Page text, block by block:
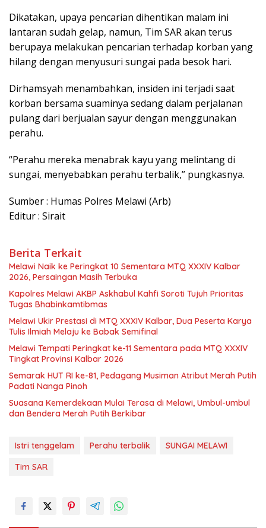
Dikatakan, upaya pencarian dihentikan malam ini
lantaran sudah gelap, namun, Tim SAR akan terus
berupaya melakukan pencarian terhadap korban yang
hilang dengan menyusuri sungai pada besok hari.
Dirhamsyah menambahkan, insiden ini terjadi saat
korban bersama suaminya sedang dalam perjalanan
pulang dari berjualan sayur dengan menggunakan
perahu.
“Perahu mereka menabrak kayu yang melintang di
sungai, menyebabkan perahu terbalik,” pungkasnya.
Sumber : Humas Polres Melawi (Arb)
Editur : Sirait
Berita Terkait
Melawi Naik ke Peringkat 10 Sementara MTQ XXXIV Kalbar
2026, Persaingan Masih Terbuka
Kapolres Melawi AKBP Askhabul Kahfi Soroti Tujuh Prioritas
Tugas Bhabinkamtibmas
Melawi Ukir Prestasi di MTQ XXXIV Kalbar, Dua Peserta Karya
Tulis Ilmiah Melaju ke Babak Semifinal
Melawi Tempati Peringkat ke-11 Sementara pada MTQ XXXIV
Tingkat Provinsi Kalbar 2026
Semarak HUT RI ke-81, Pedagang Musiman Atribut Merah Putih
Padati Nanga Pinoh
Suasana Kemerdekaan Mulai Terasa di Melawi, Umbul-umbul
dan Bendera Merah Putih Berkibar
Istri tenggelam Perahu terbalik
SUNGAI MELAWI
Tim SAR